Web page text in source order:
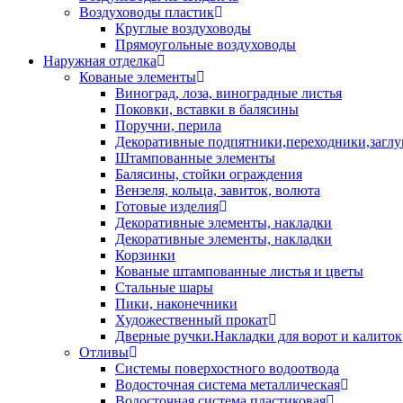
Воздуховоды пластик
Круглые воздуховоды
Прямоугольные воздуховоды
Наружная отделка
Кованые элементы
Виноград, лоза, виноградные листья
Поковки, вставки в балясины
Поручни, перила
Декоративные
Штампованные элементы
Балясины, стойки ограждения
Вензеля, кольца, завиток, волюта
Готовые изделия
Декоративные элементы, накладки
Декоративные элементы, накладки
Корзинки
Кованые штампованные листья и цветы
Стальные шары
Пики, наконечники
Художественный прокат
Дверные ручки.Накладки для ворот и калиток
Отливы
Системы поверхостного водоотвода
Водосточная система металлическая